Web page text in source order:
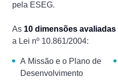
pela ESEG.
As 10 dimensões avaliadas
a Lei nº 10.861/2004:
A Missão e o Plano de
Desenvolvimento